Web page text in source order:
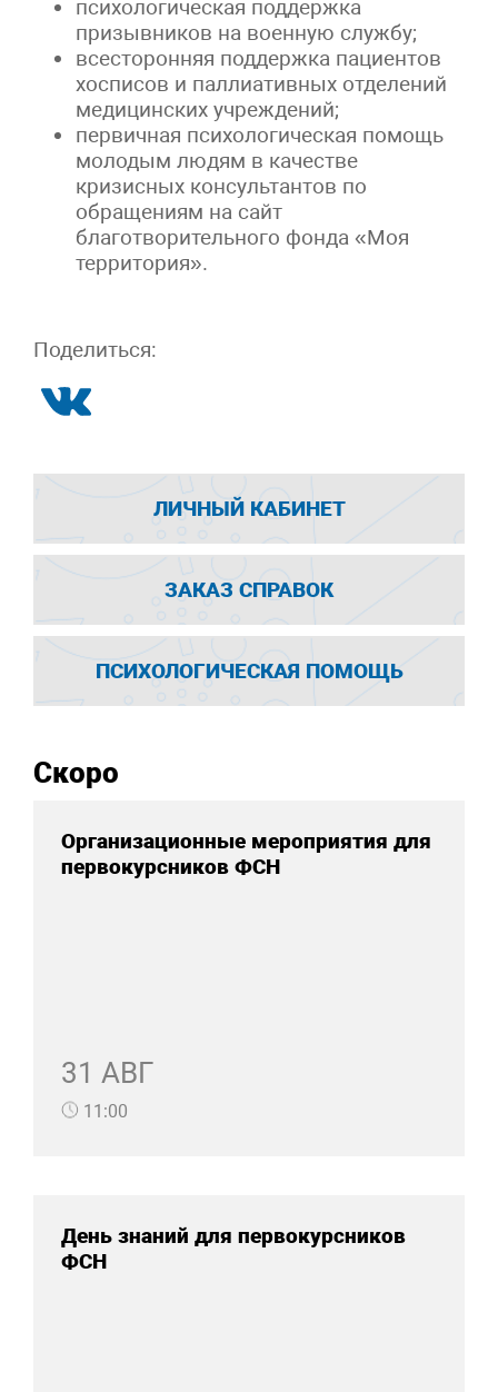
психологическая поддержка
призывников на военную службу;
всесторонняя поддержка пациентов
хосписов и паллиативных отделений
медицинских учреждений;
первичная психологическая помощь
молодым людям в качестве
кризисных консультантов по
обращениям на сайт
благотворительного фонда «Моя
территория».
Поделиться:
ЛИЧНЫЙ КАБИНЕТ
ЗАКАЗ СПРАВОК
ПСИХОЛОГИЧЕСКАЯ ПОМОЩЬ
Скоро
Организационные мероприятия для
первокурсников ФСН
31 АВГ
11:00
День знаний для первокурсников
ФСН